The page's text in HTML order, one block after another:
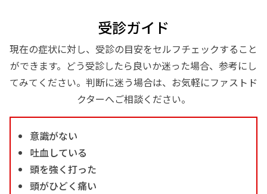
受診ガイド
現在の症状に対し、受診の目安をセルフチェックすること
ができます。どう受診したら良いか迷った場合、参考にし
てみてください。判断に迷う場合は、お気軽にファストド
クターへご相談ください。
意識がない
吐血している
頭を強く打った
頭がひどく痛い